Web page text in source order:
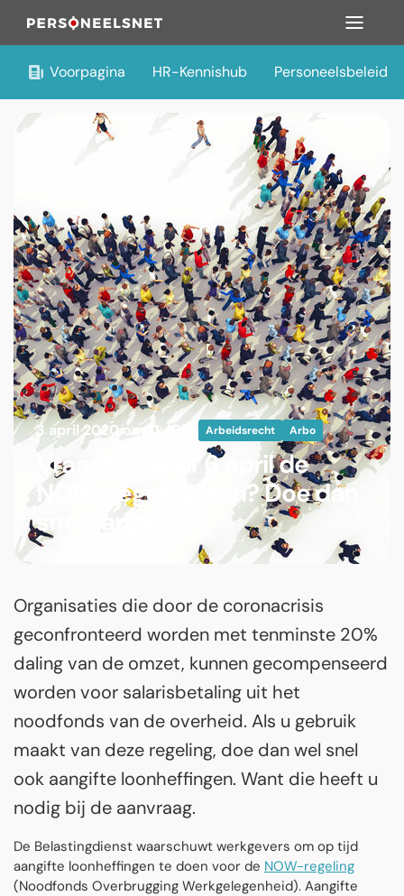
Voorpagina HR-Kennishub Personeelsbeleid
3 april 2020 om 11:42 Arbeidsrecht Arbo
Vraagt u vanaf 6 april de
NOW-regeling aan? Doe dan
snel aangifte
Organisaties die door de coronacrisis
geconfronteerd worden met tenminste 20%
daling van de omzet, kunnen gecompenseerd
worden voor salarisbetaling uit het
noodfonds van de overheid. Als u gebruik
maakt van deze regeling, doe dan wel snel
ook aangifte loonheffingen. Want die heeft u
nodig bij de aanvraag.
De Belastingdienst waarschuwt werkgevers om op tijd
aangifte loonheffingen te doen voor de NOW-regeling
(Noodfonds Overbrugging Werkgelegenheid). Aangifte